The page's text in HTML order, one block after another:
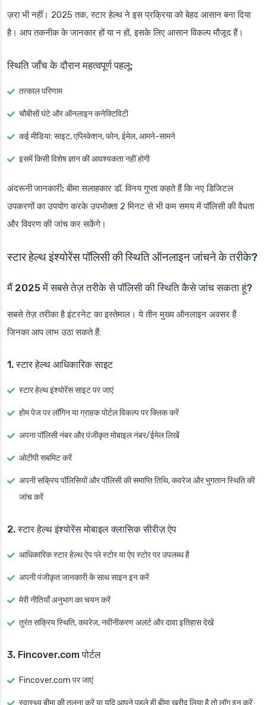
ज़रा भी नहीं। 2025 तक, स्टार हेल्थ ने इस प्रक्रिया को बेहद आसान बना दिया
है। आप तकनीक के जानकार हों या न हों, इसके लिए आसान विकल्प मौजूद हैं।
स्थिति जाँच के दौरान महत्वपूर्ण पहलू:
तत्काल परिणाम
चौबीसों घंटे और ऑनलाइन कनेक्टिविटी
कई मीडिया: साइट, एप्लिकेशन, फोन, ईमेल, आमने-सामने
इसमें किसी विशेष ज्ञान की आवश्यकता नहीं होगी
अंदरूनी जानकारी: बीमा सलाहकार डॉ. विनय गुप्ता कहते हैं कि नए डिजिटल
उपकरणों का उपयोग करके उपभोक्ता 2 मिनट से भी कम समय में पॉलिसी की वैधता
और विवरण की जांच कर सकेंगे।
स्टार हेल्थ इंश्योरेंस पॉलिसी की स्थिति ऑनलाइन जांचने के तरीके?
मैं 2025 में सबसे तेज़ तरीके से पॉलिसी की स्थिति कैसे जांच सकता हूं?
सबसे तेज़ तरीका है इंटरनेट का इस्तेमाल। ये तीन मुख्य ऑनलाइन अवसर हैं
जिनका आप लाभ उठा सकते हैं:
1. स्टार हेल्थ आधिकारिक साइट
स्टार हेल्थ इंश्योरेंस साइट पर जाएं
होम पेज पर लॉगिन या ग्राहक पोर्टल विकल्प पर क्लिक करें
अपना पॉलिसी नंबर और पंजीकृत मोबाइल नंबर/ईमेल लिखें
ओटीपी सबमिट करें
अपनी सक्रिय पॉलिसियों और पॉलिसी की समाप्ति तिथि, कवरेज और भुगतान स्थिति की
जांच करें
2. स्टार हेल्थ इंश्योरेंस मोबाइल क्लासिक सीरीज़ ऐप
आधिकारिक स्टार हेल्थ ऐप प्ले स्टोर या ऐप स्टोर पर उपलब्ध है
अपनी पंजीकृत जानकारी के साथ साइन इन करें
मेरी नीतियाँ अनुभाग का चयन करें
तुरंत सक्रिय स्थिति, कवरेज, नवीनीकरण अलर्ट और दावा इतिहास देखें
3. Fincover.com पोर्टल
Fincover.com पर जाएं